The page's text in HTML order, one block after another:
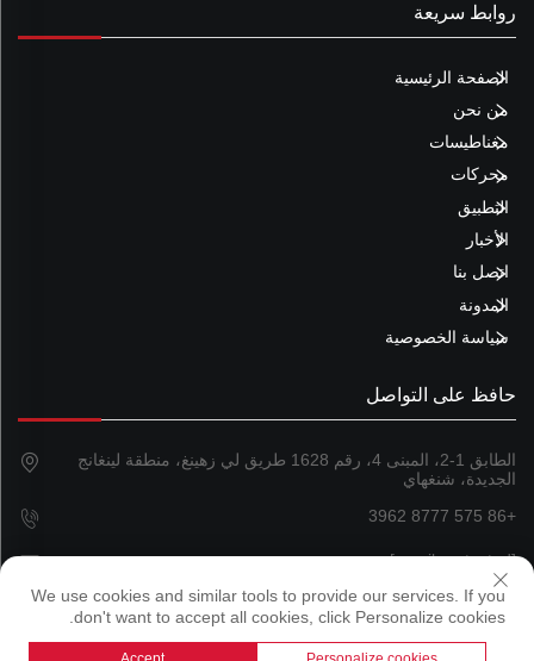
روابط سريعة
الصفحة الرئيسية
من نحن
مغناطيسات
محركات
التطبيق
الأخبار
اتصل بنا
المدونة
سياسة الخصوصية
حافظ على التواصل
الطابق 1-2، المبنى 4، رقم 1628 طريق لي زهينغ، منطقة لينغانج
الجديدة، شنغهاي
+86 575 8777 3962
[email protected]
حقوق النشر © 2024 شركة شنغهاي ماجلاند ماجنيتيكس المحدودة
We use cookies and similar tools to provide our services. If you
don't want to accept all cookies, click Personalize cookies.